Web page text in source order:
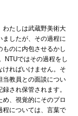
わたしは武蔵野美術大
ましたが、その過程に
のに内包させるかし
NTUではその過程をし
ければいけません。そ
当教員との面談につい
され保管されます。
、視覚的にそのプロ
程については、言葉で